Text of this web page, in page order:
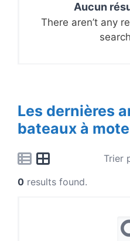
Aucun
There aren’t any
Les dernières
bateaux à
Trier
0 results found.